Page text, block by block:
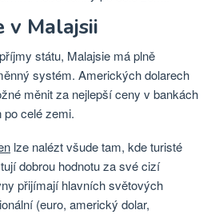
v Malajsii
státu, Malajsie má plně
systém. Amerických dolarech
měnit za nejlepší ceny v bankách
po celé zemi.
lze nalézt všude tam, kde turisté
dobrou hodnotu za své cizí
přijímají hlavních světových
(euro, americký dolar,